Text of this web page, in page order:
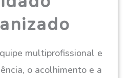
multiprofissional e
o acolhimento e a